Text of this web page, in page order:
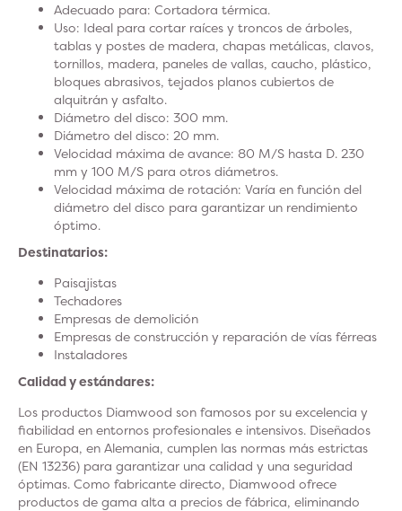
Adecuado para: Cortadora térmica.
Uso: Ideal para cortar raíces y troncos de árboles,
tablas y postes de madera, chapas metálicas, clavos,
tornillos, madera, paneles de vallas, caucho, plástico,
bloques abrasivos, tejados planos cubiertos de
alquitrán y asfalto.
Diámetro del disco: 300 mm.
Diámetro del disco: 20 mm.
Velocidad máxima de avance: 80 M/S hasta D. 230
mm y 100 M/S para otros diámetros.
Velocidad máxima de rotación: Varía en función del
diámetro del disco para garantizar un rendimiento
óptimo.
Destinatarios:
Paisajistas
Techadores
Empresas de demolición
Empresas de construcción y reparación de vías férreas
Instaladores
Calidad y estándares:
Los productos Diamwood son famosos por su excelencia y
fiabilidad en entornos profesionales e intensivos. Diseñados
en Europa, en Alemania, cumplen las normas más estrictas
(EN 13236) para garantizar una calidad y una seguridad
óptimas. Como fabricante directo, Diamwood ofrece
productos de gama alta a precios de fábrica, eliminando